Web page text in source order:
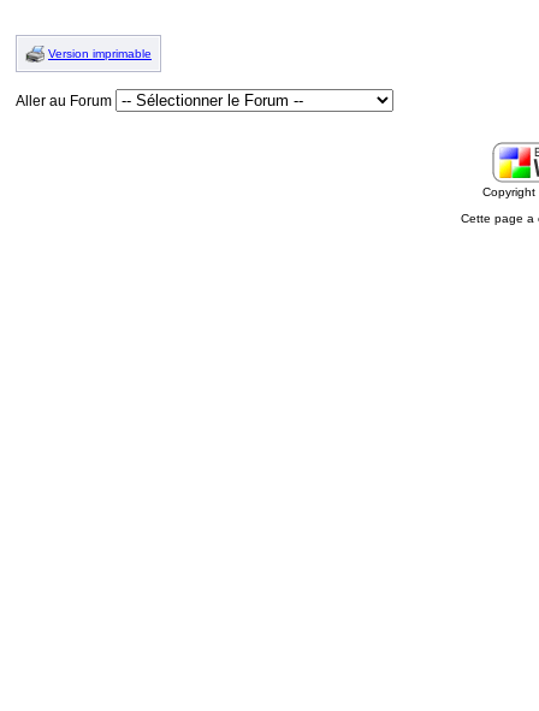
Version imprimable
Aller au Forum
Cette page a